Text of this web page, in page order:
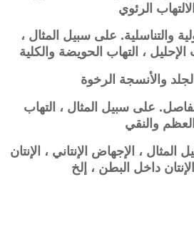
الرئوي
والتناسلية. على سبيل المثال ،
الإحليل ، التهاب الحويضة والكلية
الجلد والأنسجة الرخوة
على سبيل المثال ، التهاب
العظم والنقي
، الإجهاض الإنتاني ، الإنتان
داخل البطن ، إلخ